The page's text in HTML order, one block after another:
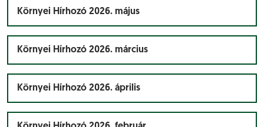
Környei Hírhozó 2026. május
Környei Hírhozó 2026. március
Környei Hírhozó 2026. április